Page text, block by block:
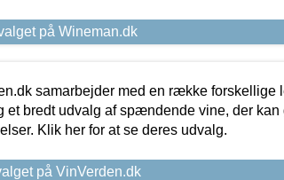
på Wineman.dk
samarbejder med en række forskellige
et bredt udvalg af spændende vine, der kan
Klik her for at se deres udvalg.
på VinVerden.dk